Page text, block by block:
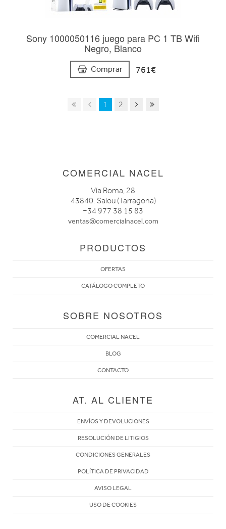
Sony 1000050116 juego para PC 1 TB Wifi
Negro, Blanco
Comprar 761€
1 2
COMERCIAL NACEL
Vía Roma, 28
43840. Salou (Tarragona)
+34 977 38 15 83
ventas@comercialnacel.com
PRODUCTOS
OFERTAS
CATÁLOGO COMPLETO
SOBRE NOSOTROS
COMERCIAL NACEL
BLOG
CONTACTO
AT. AL CLIENTE
ENVÍOS Y DEVOLUCIONES
RESOLUCIÓN DE LITIGIOS
CONDICIONES GENERALES
POLÍTICA DE PRIVACIDAD
AVISO LEGAL
USO DE COOKIES